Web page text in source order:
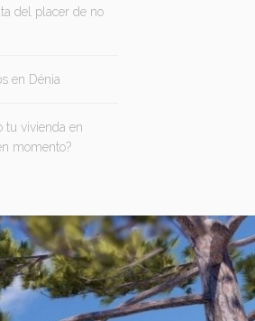
del placer de no
en Dénia
tu vivienda en
momento?